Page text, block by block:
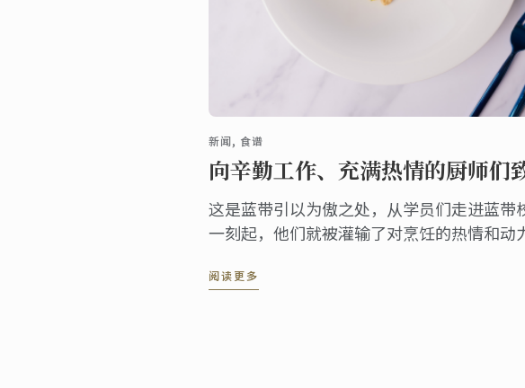
新闻, 食谱
向辛勤工作、充满热情的厨师们
这是蓝带引以为傲之处，从学员们走进蓝带
一刻起，他们就被灌输了对烹饪的热情和动
业人士的身份进入餐饮行业。
阅读更多